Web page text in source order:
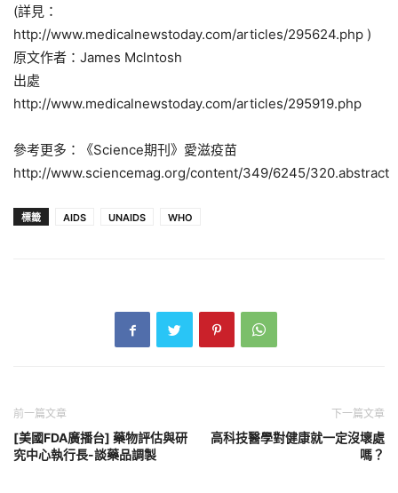
(詳見：
http://www.medicalnewstoday.com/articles/295624.php )
原文作者：James Mclntosh
出處
http://www.medicalnewstoday.com/articles/295919.php
參考更多：《Science期刊》愛滋疫苗
http://www.sciencemag.org/content/349/6245/320.abstract
標籤 AIDS UNAIDS WHO
前一篇文章
[美國FDA廣播台] 藥物評估與研
究中心執行長-談藥品調製
下一篇文章
高科技醫學對健康就一定沒壞處
嗎？